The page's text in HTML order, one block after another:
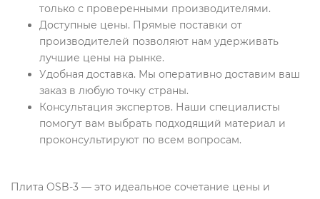
только с проверенными производителями.
Доступные цены. Прямые поставки от
производителей позволяют нам удерживать
лучшие цены на рынке.
Удобная доставка. Мы оперативно доставим ваш
заказ в любую точку страны.
Консультация экспертов. Наши специалисты
помогут вам выбрать подходящий материал и
проконсультируют по всем вопросам.
Плита OSB-3 — это идеальное сочетание цены и